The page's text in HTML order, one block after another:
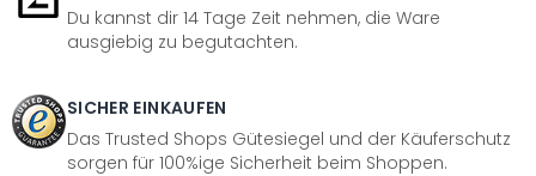
Du kannst dir 14 Tage Zeit nehmen, die Ware
ausgiebig zu begutachten.
SICHER EINKAUFEN
Das Trusted Shops Gütesiegel und der Käuferschutz
sorgen für 100%ige Sicherheit beim Shoppen.